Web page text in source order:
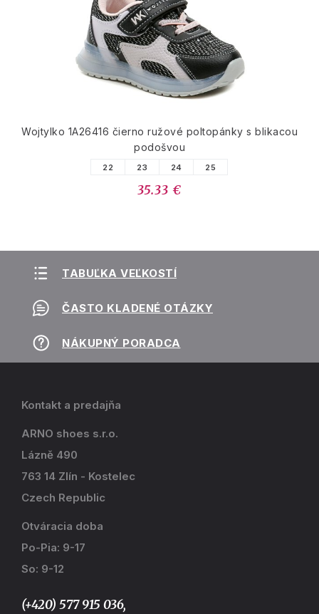
Wojtylko 1A26416 čierno ružové poltopánky s blikacou
podošvou
22 23 24 25
35.33 €
TABUĽKA VEĽKOSTÍ
ČASTO KLADENÉ OTÁZKY
NÁKUPNÝ PORADCA
Kontakt a predajňa
ARNO shoes s.r.o.
Lázně 490
763 14 Zlín - Kostelec
Czech Republic
Otváracia doba
Po-Pia: 9-17
So: 9-12
(+420) 577 915 036,